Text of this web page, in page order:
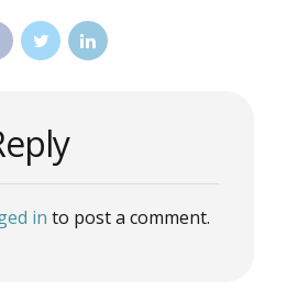
in to post a comment.